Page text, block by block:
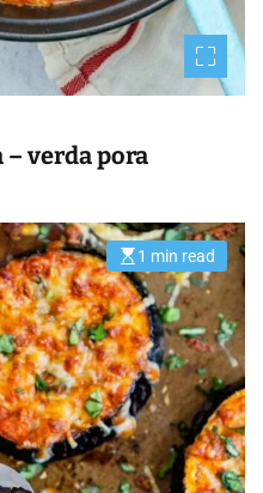
verda pora
E
s
t
i
m
a
t
e
d
r
e
a
d
t
1 min read